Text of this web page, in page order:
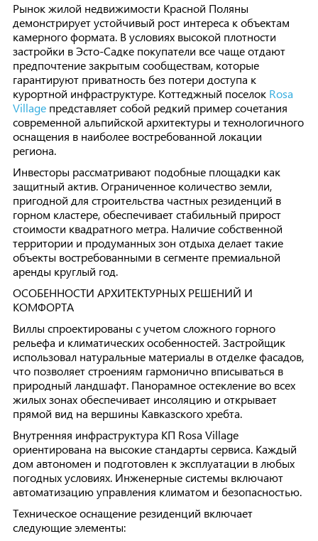
Рынок жилой недвижимости Красной Поляны
демонстрирует устойчивый рост интереса к объектам
камерного формата. В условиях высокой плотности
застройки в Эсто-Садке покупатели все чаще отдают
предпочтение закрытым сообществам, которые
гарантируют приватность без потери доступа к
курортной инфраструктуре. Коттеджный поселок Rosa
Villageпредставляет собой редкий пример сочетания
современной альпийской архитектуры и технологичного
оснащения в наиболее востребованной локации
региона.
Инвесторы рассматривают подобные площадки как
защитный актив. Ограниченное количество земли,
пригодной для строительства частных резиденций в
горном кластере, обеспечивает стабильный прирост
стоимости квадратного метра. Наличие собственной
территории и продуманных зон отдыха делает такие
объекты востребованными в сегменте премиальной
аренды круглый год.
ОСОБЕННОСТИ АРХИТЕКТУРНЫХ РЕШЕНИЙ И
КОМФОРТА
Виллы спроектированы с учетом сложного горного
рельефа и климатических особенностей. Застройщик
использовал натуральные материалы в отделке фасадов,
что позволяет строениям гармонично вписываться в
природный ландшафт. Панорамное остекление во всех
жилых зонах обеспечивает инсоляцию и открывает
прямой вид на вершины Кавказского хребта.
Внутренняя инфраструктура КП Rosa Village
ориентирована на высокие стандарты сервиса. Каждый
дом автономен и подготовлен к эксплуатации в любых
погодных условиях. Инженерные системы включают
автоматизацию управления климатом и безопасностью.
Техническое оснащение резиденций включает
следующие элементы: